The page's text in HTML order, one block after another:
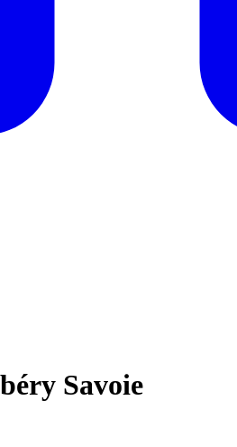
Savoie